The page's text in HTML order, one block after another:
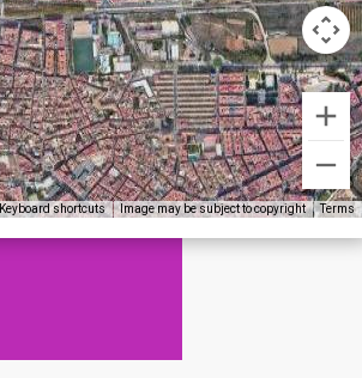
Keyboard shortcuts Image may be subject to copyright Terms